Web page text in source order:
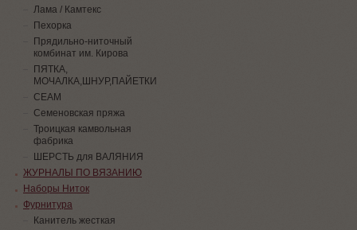
Лама / Камтекс
Пехорка
Прядильно-ниточный
комбинат им. Кирова
ПЯТКА,
МОЧАЛКА,ШНУР,ПАЙЕТКИ
СЕАМ
Семеновская пряжа
Троицкая камвольная
фабрика
ШЕРСТЬ для ВАЛЯНИЯ
ЖУРНАЛЫ ПО ВЯЗАНИЮ
Наборы Ниток
Фурнитура
Канитель жесткая